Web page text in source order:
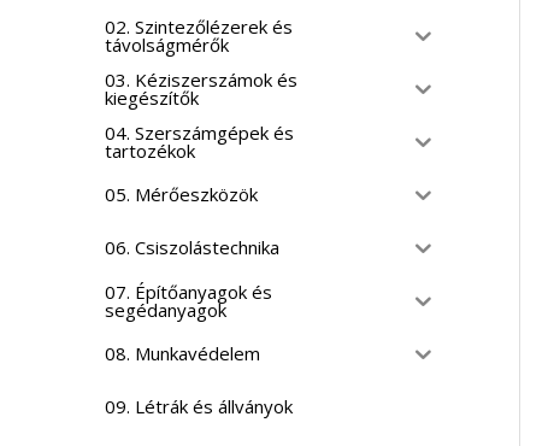
02. Szintezőlézerek és
távolságmérők
03. Kéziszerszámok és
kiegészítők
04. Szerszámgépek és
tartozékok
05. Mérőeszközök
06. Csiszolástechnika
07. Építőanyagok és
segédanyagok
08. Munkavédelem
09. Létrák és állványok